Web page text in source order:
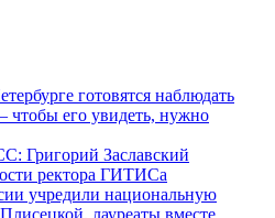
готовятся наблюдать
чтобы его увидеть, нужно
Григорий Заславский
ректора ГИТИСа
учредили национальную